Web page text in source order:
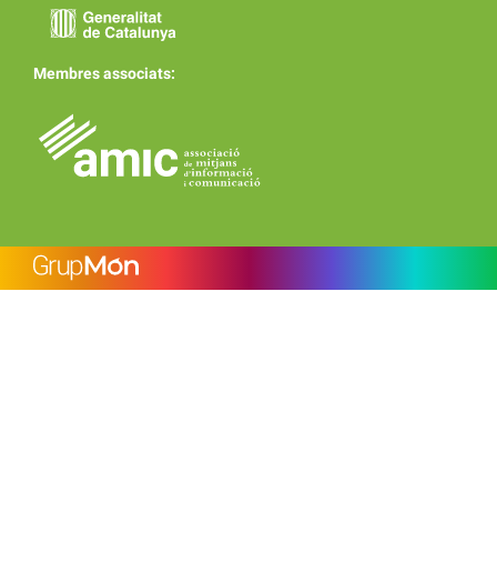
Membres associats: